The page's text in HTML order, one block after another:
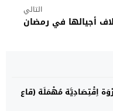
التالي
أجيالها في رمضان
اِقْتِصَادِيَّة مُهْمَلَة (قاع